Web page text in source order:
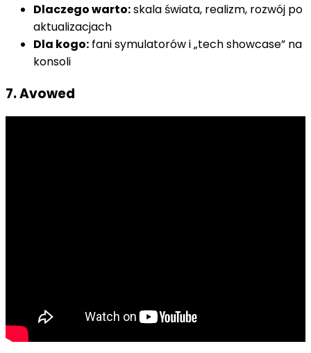
Dlaczego warto:skala świata, realizm, rozwój po
aktualizacjach
Dla kogo: fani symulatorów i „tech showcase” na
konsoli
7. Avowed